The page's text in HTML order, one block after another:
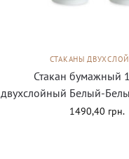
СТАКАНЫ
Стакан бумажный
двухслойный Белый-
1490,40 грн.